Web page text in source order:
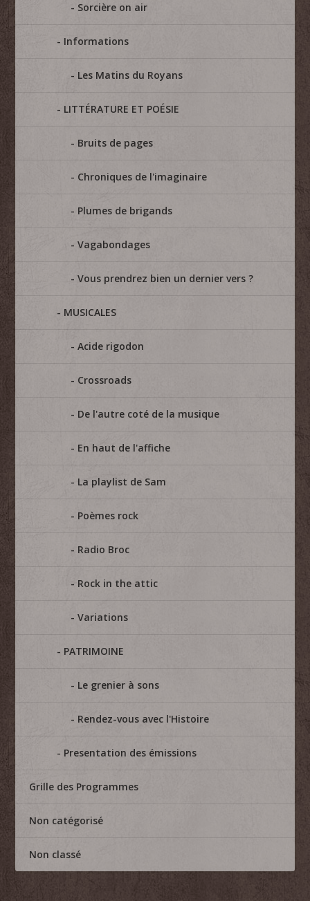
Sorcière on air
Informations
Les Matins du Royans
LITTÉRATURE ET POÉSIE
Bruits de pages
Chroniques de l'imaginaire
Plumes de brigands
Vagabondages
Vous prendrez bien un dernier vers ?
MUSICALES
Acide rigodon
Crossroads
De l'autre coté de la musique
En haut de l'affiche
La playlist de Sam
Poèmes rock
Radio Broc
Rock in the attic
Variations
PATRIMOINE
Le grenier à sons
Rendez-vous avec l'Histoire
Presentation des émissions
Grille des Programmes
Non catégorisé
Non classé